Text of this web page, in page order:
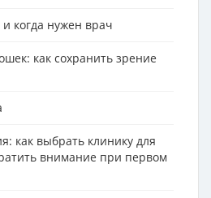
когда нужен врач
как сохранить зрение
как выбрать клинику для
внимание при первом